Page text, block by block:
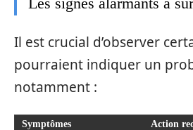
Il est crucial d’observer
pourraient indiquer un
notamment :
Symptômes Action